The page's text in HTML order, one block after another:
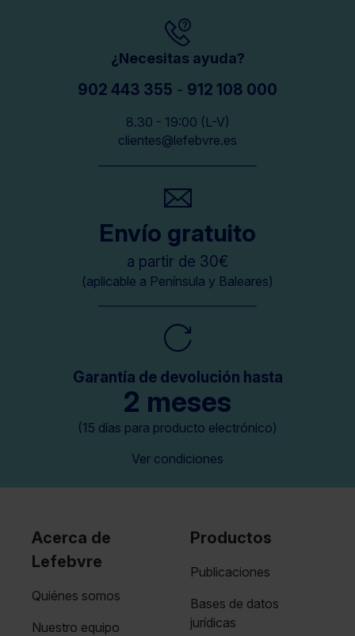
¿Necesitas ayuda?
902 443 355 - 912 108 000
8.30 - 19:00 (L-V)
clientes@lefebvre.es
Envío gratuito
a partir de 30€
(aplicable a Península y Baleares)
Garantía de devolución hasta
2 meses
(15 días para producto electrónico)
Ver condiciones
Acerca de
Lefebvre
Quiénes somos
Nuestro equipo
Productos
Publicaciones
Bases de datos
jurídicas